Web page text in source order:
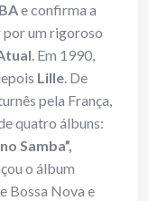
e confirma a
por um rigoroso
. Em 1990,
Lille. De
pela França,
quatro álbuns:
Samba”,
o álbum
Bossa Nova e